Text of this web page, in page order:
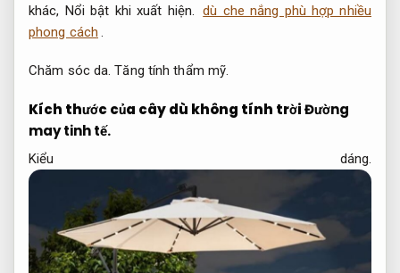
khác, Nổi bật khi xuất hiện. dù che nắng phù hợp nhiều
phong cách .
Chăm sóc da. Tăng tính thẩm mỹ.
Kích thước của cây dù không tính trờiĐường
may tinh tế.
Kiểu dáng.